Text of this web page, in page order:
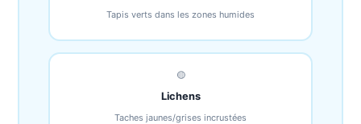
Tapis verts dans les zones humides
🟡
Lichens
Taches jaunes/grises incrustées